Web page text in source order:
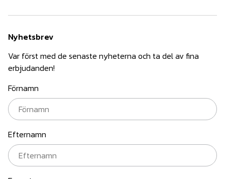
Nyhetsbrev
Var först med de senaste nyheterna och ta del av fina
erbjudanden!
Förnamn
Efternamn